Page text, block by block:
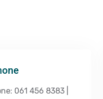
061 456 8383 |